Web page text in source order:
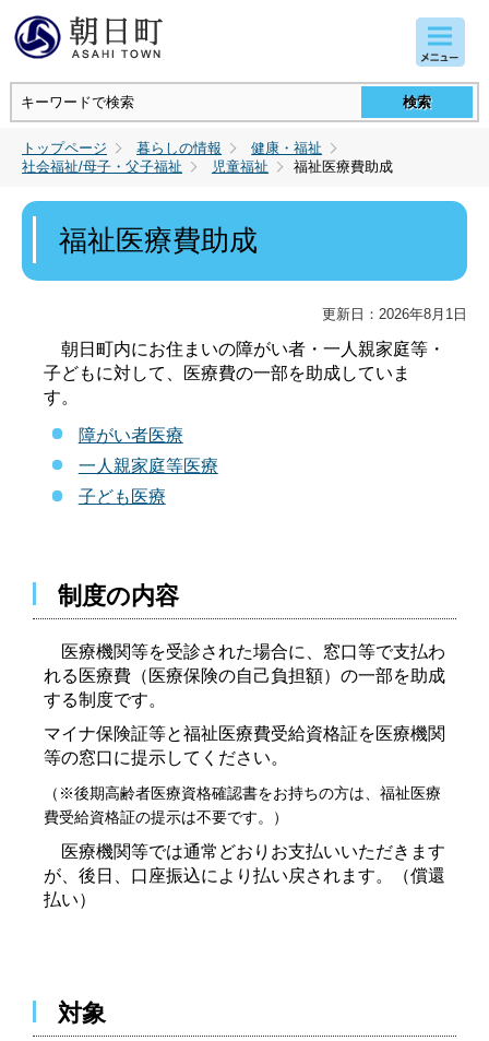
トップページ 暮らしの情報
健康・福祉
社会福祉/母子・父子福祉
児童福祉 福祉医療費助成
福祉医療費助成
更新日：2026年8月1日
朝日町内にお住まいの障がい者・一人親家庭等・
子どもに対して、医療費の一部を助成していま
す。
障がい者医療
一人親家庭等医療
子ども医療
制度の内容
医療機関等を受診された場合に、窓口等で支払わ
れる医療費（医療保険の自己負担額）の一部を助成
する制度です。
マイナ保険証等と福祉医療費受給資格証を医療機関
等の窓口に提示してください。
（※後期高齢者医療資格確認書をお持ちの方は、福祉医療
費受給資格証の提示は不要です。）
医療機関等では通常どおりお支払いいただきます
が、後日、口座振込により払い戻されます。（償還
払い）
対象